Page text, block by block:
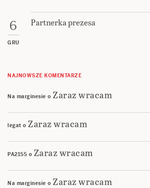
6
GRU
Partnerka prezesa
NAJNOWSZE KOMENTARZE
Na marginesie o Zaraz wracam
legat o Zaraz wracam
PA2155 o Zaraz wracam
Na marginesie o Zaraz wracam